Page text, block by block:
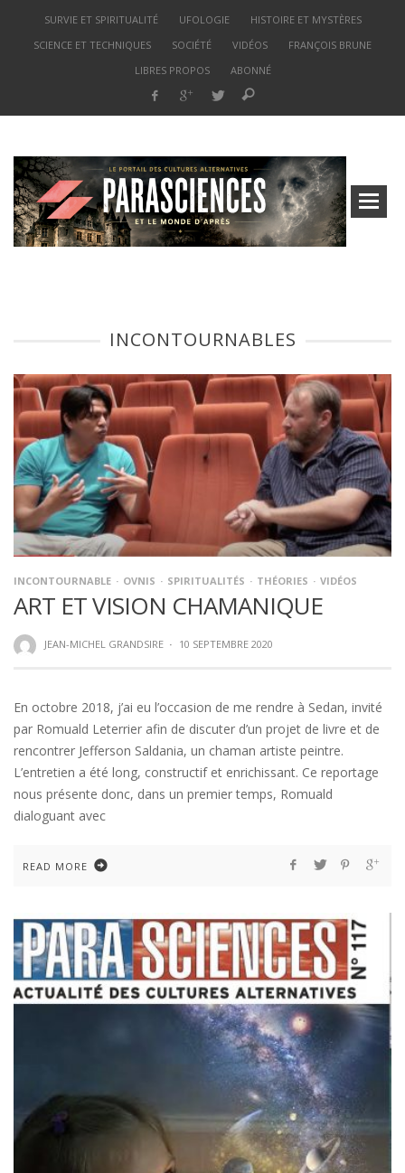
SURVIE ET SPIRITUALITÉ UFOLOGIE
HISTOIRE ET MYSTÈRES
SCIENCE ET TECHNIQUES
SOCIÉTÉ VIDÉOS
FRANÇOIS BRUNE
LIBRES PROPOS
ABONNÉ
INCONTOURNABLES
INCONTOURNABLE OVNIS SPIRITUALITÉS THÉORIES VIDÉOS
ART ET VISION CHAMANIQUE
JEAN-MICHEL GRANDSIRE · 10 SEPTEMBRE 2020
En octobre 2018, j’ai eu l’occasion de me rendre à Sedan, invité
par Romuald Leterrier afin de discuter d’un projet de livre et de
rencontrer Jefferson Saldania, un chaman artiste peintre.
L’entretien a été long, constructif et enrichissant. Ce reportage
nous présente donc, dans un premier temps, Romuald
dialoguant avec
READ MORE